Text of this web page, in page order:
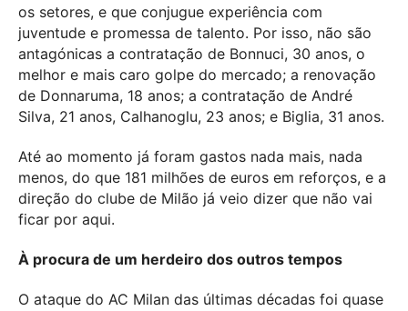
os setores, e que conjugue experiência com
juventude e promessa de talento. Por isso, não são
antagónicas a contratação de Bonnuci, 30 anos, o
melhor e mais caro golpe do mercado; a renovação
de Donnaruma, 18 anos; a contratação de André
Silva, 21 anos, Calhanoglu, 23 anos; e Biglia, 31 anos.
Até ao momento já foram gastos nada mais, nada
menos, do que 181 milhões de euros em reforços, e a
direção do clube de Milão já veio dizer que não vai
ficar por aqui.
À procura de um herdeiro dos outros tempos
O ataque do AC Milan das últimas décadas foi quase